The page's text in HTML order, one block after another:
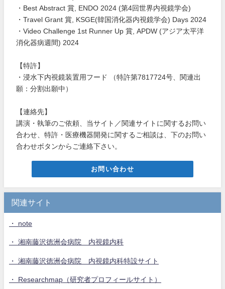
・Best Abstract 賞, ENDO 2024 (第4回世界内視鏡学会)
・Travel Grant 賞, KSGE(韓国消化器内視鏡学会) Days 2024
・Video Challenge 1st Runner Up 賞, APDW (アジア太平洋
消化器病週間) 2024
【特許】
・浸水下内視鏡装置用フード （特許第7817724号、関連出
願：分割出願中）
【連絡先】
講演・執筆のご依頼、当サイト／関連サイトに関するお問い
合わせ、特許・医療機器開発に関するご相談は、下のお問い
合わせボタンからご連絡下さい。
お問い合わせ
関連サイト
・ note
・ 湘南藤沢徳洲会病院 内視鏡内科
・ 湘南藤沢徳洲会病院 内視鏡内科特設サイト
・ Researchmap（研究者プロフィールサイト）